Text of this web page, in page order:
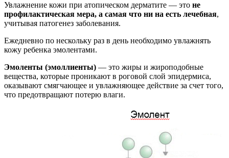
Увлажнение кожи при атопическом дерматите — это не
профилактическая мера, а самая что ни на есть лечебная,
учитывая патогенез заболевания.
Ежедневно по нескольку раз в день необходимо увлажнять
кожу ребенка эмолентами.
Эмоленты (эмоллиенты) — это жиры и жироподобные
вещества, которые проникают в роговой слой эпидермиса,
оказывают смягчающее и увлажняющее действие за счет того,
что предотвращают потерю влаги.